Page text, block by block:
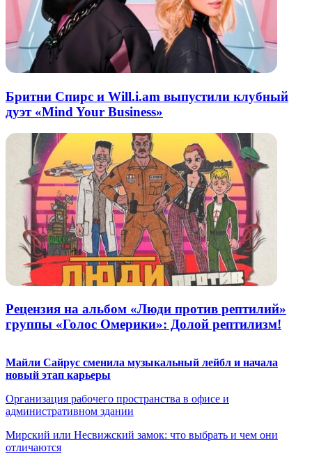
Бритни Спирс и Will.i.am выпустили клубный
дуэт «Mind Your Business»
Рецензия на альбом «Люди против рептилий»
группы «Голос Омерики»: Долой рептилизм!
Майли Сайрус сменила музыкальный лейбл и начала
новый этап карьеры
Организация рабочего пространства в офисе и
административном здании
Мирский или Несвижский замок: что выбрать и чем они
отличаются